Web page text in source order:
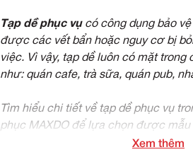
Tạp dề phục vụ có công dụng bảo
được các vết bẩn hoặc nguy cơ bị
việc. Vì vậy, tạp dề luôn có mặt trong
như: quán cafe, trà sữa, quán pub,
Tìm hiểu chi tiết về tạp dề phục vụ
phục MAXDO để lựa chọn được
Xem thêm